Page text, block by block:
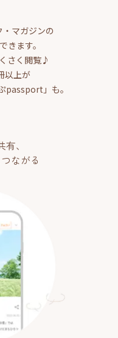
マガジンの
きます。
さく閲覧♪
以上が
passport」も。
、
ながる